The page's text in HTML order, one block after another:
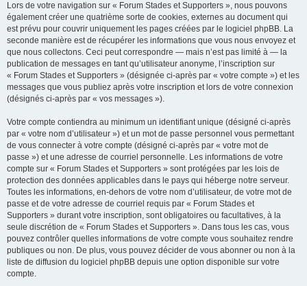
Lors de votre navigation sur « Forum Stades et Supporters », nous pouvons
également créer une quatrième sorte de cookies, externes au document qui
est prévu pour couvrir uniquement les pages créées par le logiciel phpBB. La
seconde manière est de récupérer les informations que vous nous envoyez et
que nous collectons. Ceci peut correspondre — mais n’est pas limité à — la
publication de messages en tant qu’utilisateur anonyme, l’inscription sur
« Forum Stades et Supporters » (désignée ci-après par « votre compte ») et les
messages que vous publiez après votre inscription et lors de votre connexion
(désignés ci-après par « vos messages »).
Votre compte contiendra au minimum un identifiant unique (désigné ci-après
par « votre nom d’utilisateur ») et un mot de passe personnel vous permettant
de vous connecter à votre compte (désigné ci-après par « votre mot de
passe ») et une adresse de courriel personnelle. Les informations de votre
compte sur « Forum Stades et Supporters » sont protégées par les lois de
protection des données applicables dans le pays qui héberge notre serveur.
Toutes les informations, en-dehors de votre nom d’utilisateur, de votre mot de
passe et de votre adresse de courriel requis par « Forum Stades et
Supporters » durant votre inscription, sont obligatoires ou facultatives, à la
seule discrétion de « Forum Stades et Supporters ». Dans tous les cas, vous
pouvez contrôler quelles informations de votre compte vous souhaitez rendre
publiques ou non. De plus, vous pouvez décider de vous abonner ou non à la
liste de diffusion du logiciel phpBB depuis une option disponible sur votre
compte.